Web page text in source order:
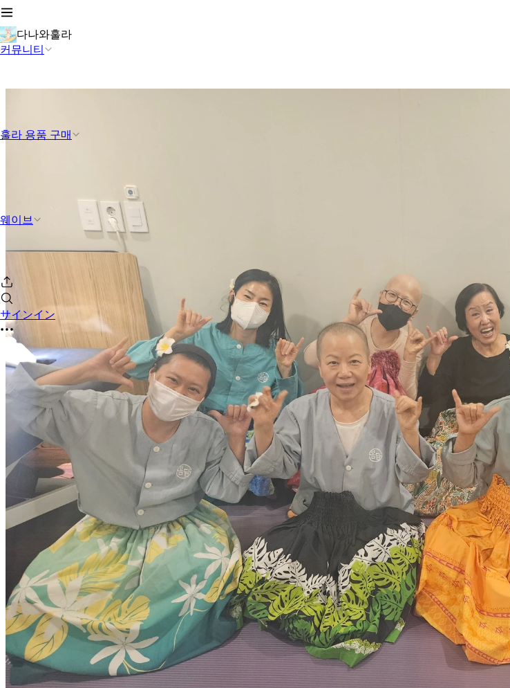
다나와훌라
커뮤니티
훌라 용품 구매
웨이브
サインイン